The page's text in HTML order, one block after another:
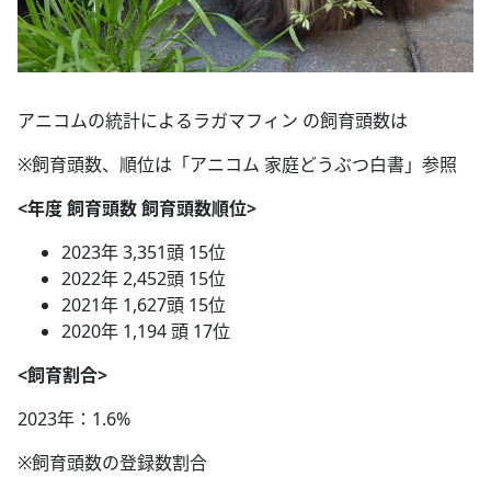
アニコムの統計によるラガマフィン の飼育頭数は
※飼育頭数、順位は「アニコム 家庭どうぶつ白書」参照
<年度 飼育頭数 飼育頭数順位>
2023年 3,351頭 15位
2022年 2,452頭 15位
2021年 1,627頭 15位
2020年 1,194 頭 17位
<飼育割合>
2023年：1.6%
※飼育頭数の登録数割合